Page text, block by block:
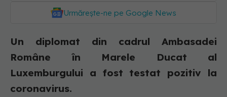
Urmărește-ne pe Google News
Un diplomat din cadrul Ambasadei
Române în Marele Ducat al
Luxemburgului a fost testat pozitiv la
coronavirus.